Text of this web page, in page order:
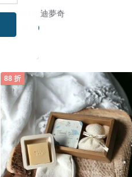
Dimanche 迪夢奇
US$ 20.59
88 折